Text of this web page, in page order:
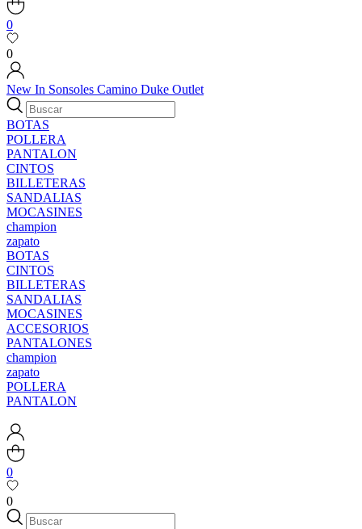
0
0
New In Sonsoles Camino Duke Outlet
BOTAS
POLLERA
PANTALON
CINTOS
BILLETERAS
SANDALIAS
MOCASINES
champion
zapato
BOTAS
CINTOS
BILLETERAS
SANDALIAS
MOCASINES
ACCESORIOS
PANTALONES
champion
zapato
POLLERA
PANTALON
0
0